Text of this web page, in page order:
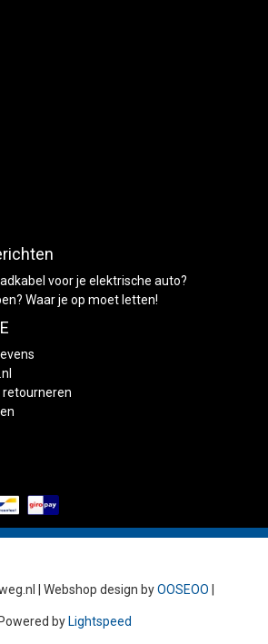
voor je elektrische auto?
Waar je op moet letten!
retourneren
| Webshop design byOOSEOO
Powered by Lightspeed